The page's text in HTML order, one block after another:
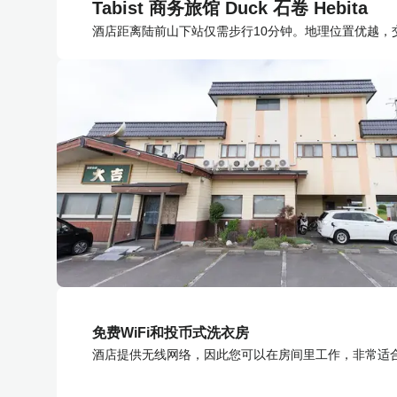
Tabist 商务旅馆 Duck 石卷 Hebita
酒店距离陆前山下站仅需步行10分钟。地理位置优越
免费WiFi和投币式洗衣房
酒店提供无线网络，因此您可以在房间里工作，非常适